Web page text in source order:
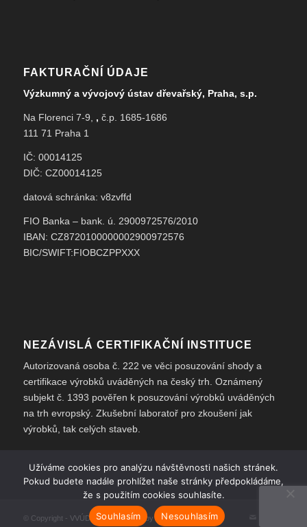
FAKTURAČNÍ ÚDAJE
Výzkumný a vývojový ústav dřevařský, Praha, s.p.
Na Florenci 7-9, , č.p. 1685-1686
111 71 Praha 1
IČ: 00014125
DIČ: CZ00014125
datová schránka: v8zvffd
FIO Banka – bank. ú. 2900972576/2010
IBAN: CZ8720100000002900972576
BIC/SWIFT:FIOBCZPPXXX
NEZÁVISLÁ CERTIFIKAČNÍ INSTITUCE
Autorizovaná osoba č. 222 ve věci posuzování shody a
certifikace výrobků uváděných na český trh. Oznámený
subjekt č. 1393 pověřen k posuzování výrobků uváděných
na trh evropský. Zkušební laboratoř pro zkoušení jak
výrobků, tak celých staveb.
© Copyright - VVÚD -Enfold Theme by Kriesi
Užíváme cookies pro analýzu návštěvnosti našich stránek.
Pokud budete nadále prohlížet naše stránky předpokládáme,
že s použitím cookies souhlasíte.
Souhlasím
Nesouhlasím